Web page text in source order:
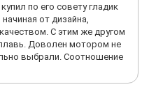
по его совету гладик
от дизайна,
С этим же другом
Доволен мотором не
выбрали. Соотношение